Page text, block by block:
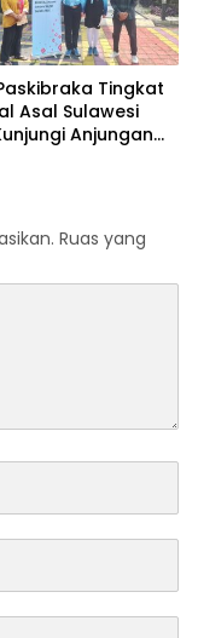
Tingkat
Asal Sulawesi
Anjungan
Ruas yang